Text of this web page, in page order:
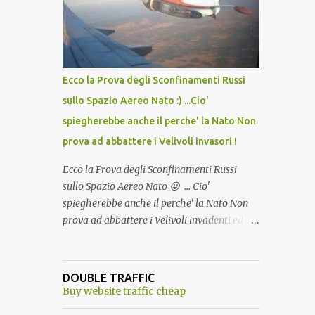
lo scopo della temperatura? Qualcuno a suo
tempo ribattezzo' il Vaccino come: l' Amaro
del Capo, era "spettacolare Ghiacciato, ma
andava bene anche, a Temperatura
Ambiente"! Riproponiamo l'articolo per NON
Ecco la Prova degli Sconfinamenti Russi
sullo Spazio Aereo Nato :) ...Cio'
spiegherebbe anche il perche' la Nato Non
prova ad abbattere i Velivoli invasori !
Ecco la Prova degli Sconfinamenti Russi
sullo Spazio Aereo Nato 😛 ... Cio'
spiegherebbe anche il perche' la Nato Non
prova ad abbattere i Velivoli invadenti ed
alcuna notizia di un'invasione dello spazio
aereo NATO da parte di un robot chiamato
DOUBLE TRAFFIC
Buy website traffic cheap